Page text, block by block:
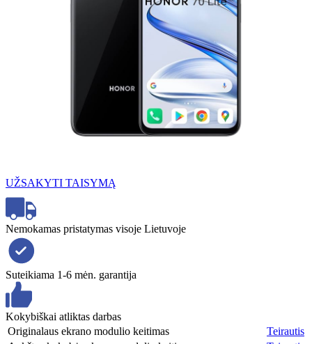
UŽSAKYTI TAISYMĄ
Nemokamas pristatymas visoje Lietuvoje
Suteikiama 1-6 mėn. garantija
Kokybiškai atliktas darbas
Originalaus ekrano modulio keitimas
Teirautis